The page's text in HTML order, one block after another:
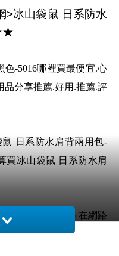
>冰山袋鼠 日系防水
-5016哪裡買最便宜.心
品分享推薦.好用.推薦.評
日系防水肩背兩用包-
買冰山袋鼠 日系防水肩
用包-黑色-5016 在網路
日系防水肩背兩用包-黑